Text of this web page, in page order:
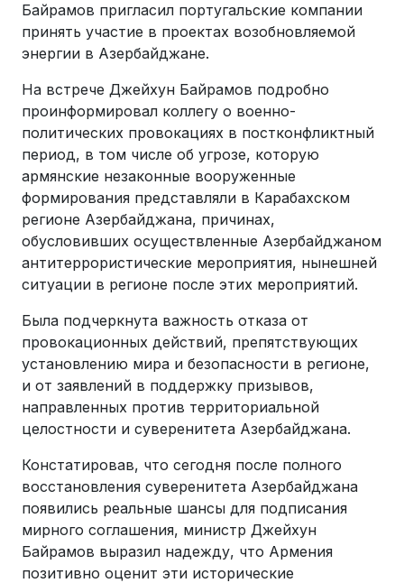
Байрамов пригласил португальские компании
принять участие в проектах возобновляемой
энергии в Азербайджане.
На встрече Джейхун Байрамов подробно
проинформировал коллегу о военно-
политических провокациях в постконфликтный
период, в том числе об угрозе, которую
армянские незаконные вооруженные
формирования представляли в Карабахском
регионе Азербайджана, причинах,
обусловивших осуществленные Азербайджаном
антитеррористические мероприятия, нынешней
ситуации в регионе после этих мероприятий.
Была подчеркнута важность отказа от
провокационных действий, препятствующих
установлению мира и безопасности в регионе,
и от заявлений в поддержку призывов,
направленных против территориальной
целостности и суверенитета Азербайджана.
Констатировав, что сегодня после полного
восстановления суверенитета Азербайджана
появились реальные шансы для подписания
мирного соглашения, министр Джейхун
Байрамов выразил надежду, что Армения
позитивно оценит эти исторические